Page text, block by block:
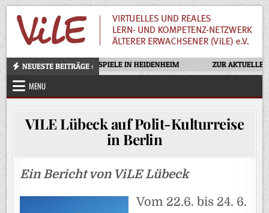
Skip
to
content
NEUESTE BEITRÄGE :
– OPERNFESTSPIELE IN HEIDENHEIM ZUR AKTUELLEN
MENU
VILE Lübeck auf Polit-Kulturreise
in Berlin
Ein Bericht von ViLE Lübeck
Vom 22.6. bis 24. 6.